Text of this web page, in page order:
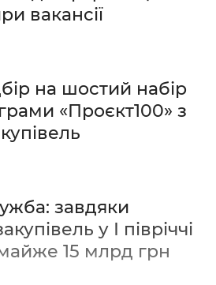
вакансії
на шостий набір
«Проєкт100» з
завдяки
у І півріччі
15 млрд грн